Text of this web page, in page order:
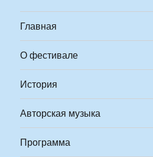
Главная
О фестивале
История
Авторская музыка
Программа